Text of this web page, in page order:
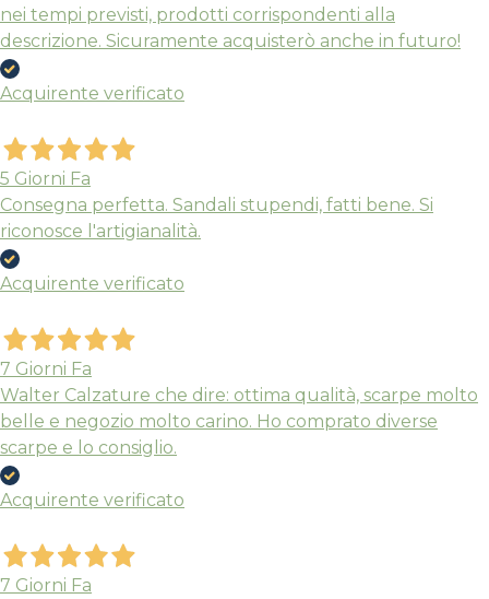
nei tempi previsti, prodotti corrispondenti alla
descrizione. Sicuramente acquisterò anche in futuro!
Acquirente verificato
5 Giorni Fa
Consegna perfetta. Sandali stupendi, fatti bene. Si
riconosce l'artigianalità.
Acquirente verificato
7 Giorni Fa
Walter Calzature che dire: ottima qualità, scarpe molto
belle e negozio molto carino. Ho comprato diverse
scarpe e lo consiglio.
Acquirente verificato
7 Giorni Fa